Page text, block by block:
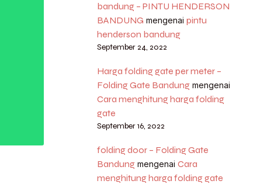
bandung – PINTU HENDERSON
BANDUNG mengenai pintu
henderson bandung
September 24, 2022
Harga folding gate per meter –
Folding Gate Bandungmengenai
Cara menghitung harga folding
gate
September 16, 2022
folding door – Folding Gate
Bandungmengenai Cara
menghitung harga folding gate